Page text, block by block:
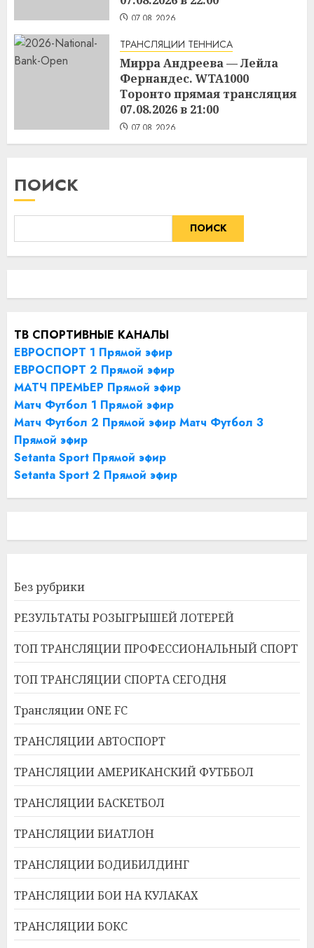
07.08.2026
ТРАНСЛЯЦИИ ТЕННИСА
Мирра Андреева — Лейла
Фернандес. WTA1000
Торонто прямая трансляция
07.08.2026 в 21:00
07.08.2026
ПОИСК
ПОИСК
ТВ СПОРТИВНЫЕ КАНАЛЫ
ЕВРОСПОРТ 1 Прямой эфир
ЕВРОСПОРТ 2 Прямой эфир
МАТЧ ПРЕМЬЕР Прямой эфир
Матч Футбол 1 Прямой эфир
Матч Футбол 2 Прямой эфир Матч Футбол 3
Прямой эфир
Setanta Sport Прямой эфир
Setanta Sport 2 Прямой эфир
Без рубрики
РЕЗУЛЬТАТЫ РОЗЫГРЫШЕЙ ЛОТЕРЕЙ
ТОП ТРАНСЛЯЦИИ ПРОФЕССИОНАЛЬНЫЙ СПОРТ
ТОП ТРАНСЛЯЦИИ СПОРТА СЕГОДНЯ
Трансляции ONE FC
ТРАНСЛЯЦИИ АВТОСПОРТ
ТРАНСЛЯЦИИ АМЕРИКАНСКИЙ ФУТББОЛ
ТРАНСЛЯЦИИ БАСКЕТБОЛ
ТРАНСЛЯЦИИ БИАТЛОН
ТРАНСЛЯЦИИ БОДИБИЛДИНГ
ТРАНСЛЯЦИИ БОИ НА КУЛАКАХ
ТРАНСЛЯЦИИ БОКС